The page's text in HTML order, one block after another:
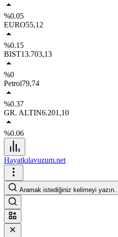
%0.05
EURO55,12
%0.15
BIST13.703,13
%0
Petrol79,74
%0.37
GR. ALTIN6.201,10
%0.06
Hayatkılavuzum.net
Aramak istediğiniz kelimeyi yazın..